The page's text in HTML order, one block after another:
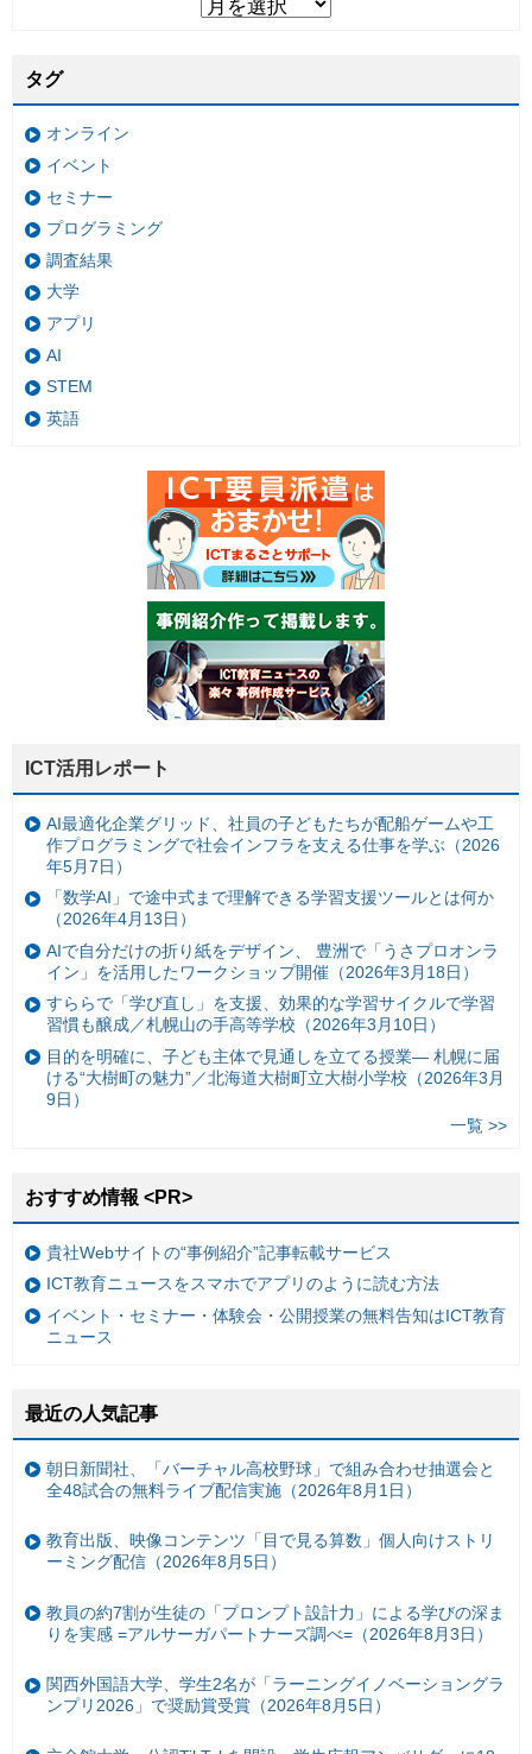
タグ
オンライン
イベント
セミナー
プログラミング
調査結果
大学
アプリ
AI
STEM
英語
ICT活用レポート
AI最適化企業グリッド、社員の子どもたちが配船ゲームや工
作プログラミングで社会インフラを支える仕事を学ぶ（2026
年5月7日）
「数学AI」で途中式まで理解できる学習支援ツールとは何か
（2026年4月13日）
AIで自分だけの折り紙をデザイン、 豊洲で「うさプロオンラ
イン」を活用したワークショップ開催（2026年3月18日）
すららで「学び直し」を支援、効果的な学習サイクルで学習
習慣も醸成／札幌山の手高等学校（2026年3月10日）
目的を明確に、子ども主体で見通しを立てる授業— 札幌に届
ける“大樹町の魅力”／北海道大樹町立大樹小学校（2026年3月
9日）
一覧 >>
おすすめ情報 <PR>
貴社Webサイトの“事例紹介”記事転載サービス
ICT教育ニュースをスマホでアプリのように読む方法
イベント・セミナー・体験会・公開授業の無料告知はICT教育
ニュース
最近の人気記事
朝日新聞社、「バーチャル高校野球」で組み合わせ抽選会と
全48試合の無料ライブ配信実施（2026年8月1日）
教育出版、映像コンテンツ「目で見る算数」個人向けストリ
ーミング配信（2026年8月5日）
教員の約7割が生徒の「プロンプト設計力」による学びの深ま
りを実感 =アルサーガパートナーズ調べ=（2026年8月3日）
関西外国語大学、学生2名が「ラーニングイノベーショングラ
ンプリ2026」で奨励賞受賞（2026年8月5日）